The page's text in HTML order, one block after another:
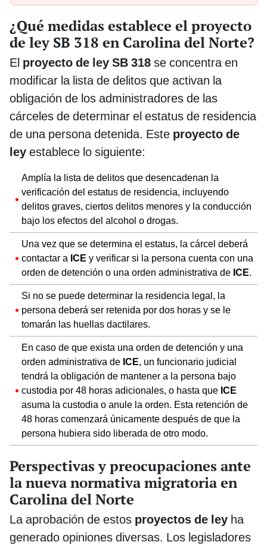
¿Qué medidas establece el proyecto
de ley SB 318 en Carolina del Norte?
El proyecto de ley SB 318 se concentra en
modificar la lista de delitos que activan la
obligación de los administradores de las
cárceles de determinar el estatus de residencia
de una persona detenida. Este proyecto de
ley establece lo siguiente:
Amplía la lista de delitos que desencadenan la
verificación del estatus de residencia, incluyendo
delitos graves, ciertos delitos menores y la conducción
bajo los efectos del alcohol o drogas.
Una vez que se determina el estatus, la cárcel deberá
contactar a ICE y verificar si la persona cuenta con una
orden de detención o una orden administrativa de ICE.
Si no se puede determinar la residencia legal, la
persona deberá ser retenida por dos horas y se le
tomarán las huellas dactilares.
En caso de que exista una orden de detención y una
orden administrativa de ICE, un funcionario judicial
tendrá la obligación de mantener a la persona bajo
custodia por 48 horas adicionales, o hasta que ICE
asuma la custodia o anule la orden. Esta retención de
48 horas comenzará únicamente después de que la
persona hubiera sido liberada de otro modo.
Perspectivas y preocupaciones ante
la nueva normativa migratoria en
Carolina del Norte
La aprobación de estos proyectos de ley ha
generado opiniones diversas. Los legisladores